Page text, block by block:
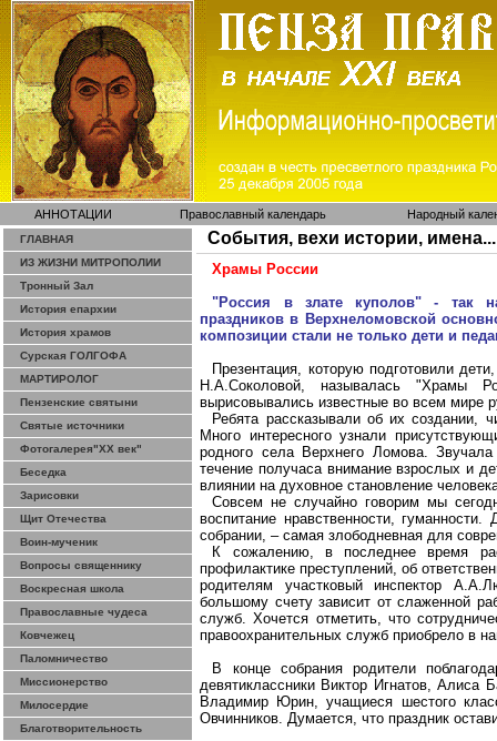
АННОТАЦИИ Православный календарь Народный
ГЛАВНАЯ
ИЗ ЖИЗНИ МИТРОПОЛИИ
Тронный Зал
История епархии
История храмов
Сурская ГОЛГОФА
МАРТИРОЛОГ
Пензенские святыни
Святые источники
Фотогалерея"ХХ век"
Беседка
Зарисовки
Щит Отечества
Воин-мученик
Вопросы священнику
Воскресная школа
Православные чудеса
Ковчежец
Паломничество
Миссионерство
Милосердие
Благотворительность
События, вехи истории, имена...
Храмы России
"Россия в злате куполов" - так
праздников в Верхнеломовской
композиции стали не только дети и
Презентация, которую подготовили
Н.А.Соколовой, называлась "Храмы
вырисовывались известные во всем мире
Ребята рассказывали об их создании,
Много интересного узнали
родного села Верхнего Ломова.
течение получаса внимание взрослых и
влиянии на духовное становление
Совсем не случайно говорим мы
воспитание нравственности,
собрании, – самая злободневная для
К сожалению, в последнее время
профилактике преступлений, об
родителям участковый инспектор
большому счету зависит отслаженной
служб. Хочется отметить, что
правоохранительных служб приобрело в
В конце собрания родители
девятиклассники Виктор Игнатов, Алиса
Владимир Юрин, учащиеся шестого
Овчинников. Думается, что праздник